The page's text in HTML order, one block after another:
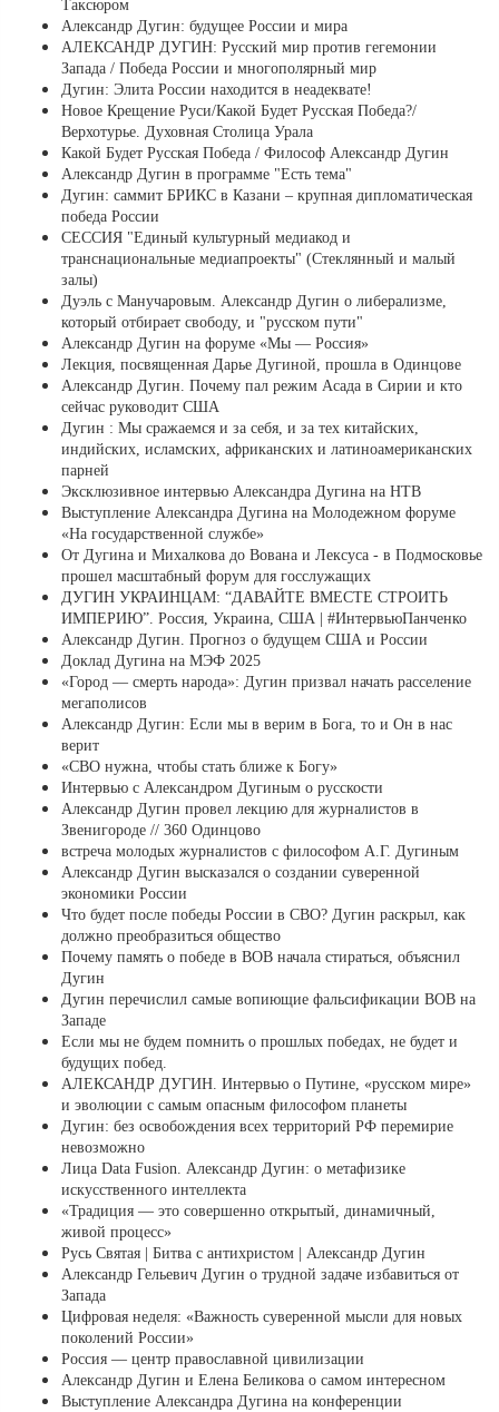
Таксюром
Александр Дугин: будущее России и мира
АЛЕКСАНДР ДУГИН: Русский мир против гегемонии
Запада / Победа России и многополярный мир
Дугин: Элита России находится в неадеквате!
Новое Крещение Руси/Какой Будет Русская Победа?/
Верхотурье. Духовная Столица Урала
Какой Будет Русская Победа / Философ Александр Дугин
Александр Дугин в программе "Есть тема"
Дугин: саммит БРИКС в Казани – крупная дипломатическая
победа России
СЕССИЯ "Единый культурный медиакод и
транснациональные медиапроекты" (Стеклянный и малый
залы)
Дуэль с Манучаровым. Александр Дугин о либерализме,
который отбирает свободу, и "русском пути"
Александр Дугин на форуме «Мы — Россия»
Лекция, посвященная Дарье Дугиной, прошла в Одинцове
Александр Дугин. Почему пал режим Асада в Сирии и кто
сейчас руководит США
Дугин : Мы сражаемся и за себя, и за тех китайских,
индийских, исламских, африканских и латиноамериканских
парней
Эксклюзивное интервью Александра Дугина на НТВ
Выступление Александра Дугина на Молодежном форуме
«На государственной службе»
От Дугина и Михалкова до Вована и Лексуса - в Подмосковье
прошел масштабный форум для госслужащих
ДУГИН УКРАИНЦАМ: “ДАВАЙТЕ ВМЕСТЕ СТРОИТЬ
ИМПЕРИЮ”. Россия, Украина, США | #ИнтервьюПанченко
Александр Дугин. Прогноз о будущем США и России
Доклад Дугина на МЭФ 2025
«Город — смерть народа»: Дугин призвал начать расселение
мегаполисов
Александр Дугин: Если мы в верим в Бога, то и Он в нас
верит
«СВО нужна, чтобы стать ближе к Богу»
Интервью с Александром Дугиным о русскости
Александр Дугин провел лекцию для журналистов в
Звенигороде // 360 Одинцово
встреча молодых журналистов с философом А.Г. Дугиным
Александр Дугин высказался о создании суверенной
экономики России
Что будет после победы России в СВО? Дугин раскрыл, как
должно преобразиться общество
Почему память о победе в ВОВ начала стираться, объяснил
Дугин
Дугин перечислил самые вопиющие фальсификации ВОВ на
Западе
Если мы не будем помнить о прошлых победах, не будет и
будущих побед.
АЛЕКСАНДР ДУГИН. Интервью о Путине, «русском мире»
и эволюции с самым опасным философом планеты
Дугин: без освобождения всех территорий РФ перемирие
невозможно
Лица Data Fusion. Александр Дугин: о метафизике
искусственного интеллекта
«Традиция — это совершенно открытый, динамичный,
живой процесс»
Русь Святая | Битва с антихристом | Александр Дугин
Александр Гельевич Дугин о трудной задаче избавиться от
Запада
Цифровая неделя: «Важность суверенной мысли для новых
поколений России»
Россия — центр православной цивилизации
Александр Дугин и Елена Беликова о самом интересном
Выступление Александра Дугина на конференции